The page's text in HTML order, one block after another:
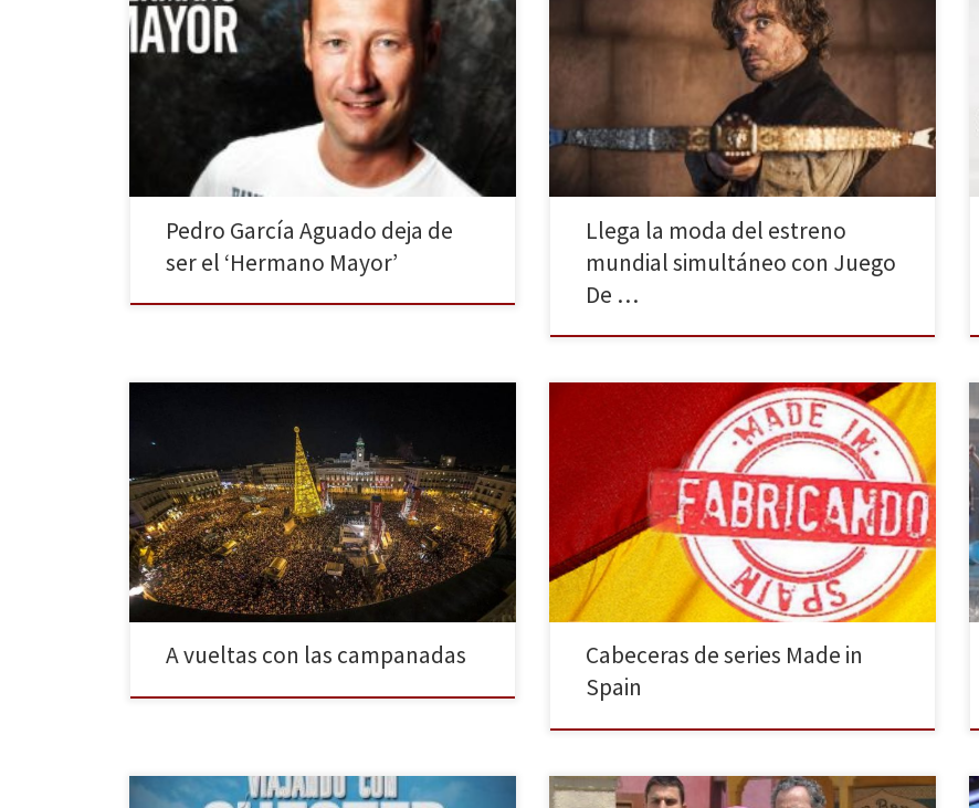
El que fuera jugador de waterpolo y coach del talent
show musical ‘Levántate’, pone punto y final a su
andadura televisiva con Mediaset, así lo hacía saber él
mismo desde su perfil oficial de Facebook: “Muchos ya
lo habréis oído, pero os quería explicar
personalmente mis motivos para no continuar […]
Pedro García Aguado deja de
ser el ‘Hermano Mayor’
El fin de semana del 11 y el 12 de Abril coincide un
suceso poco habitual para los aficionados a las series
de todo el mundo: los numerosísimos seguidores de
dos series como Los Caballeros Del Zodiaco y Juego
De Tronos van a poder ver los nuevos capítulos a la
[…]
Llega la moda del estreno
mundial simultáneo con Juego
De …
Se ha ido el 2014 y desembarca un pletórico 2015.
Entre medias, un paso de transición imperdible para
cualquier fan televisivo: las campanadas de fin de año.
¿Quién ganó en audiencia? ¿Qué anécdotas se
vivieron?… La Huella Digital, como siempre, te lo
cuenta. Feliz 2015, muy feliz 2015 os deseo […]
A vueltas con las campanadas
Todo lo que implique el término “español” en la
producción cinematográfica o televisiva conlleva una
controversia en cuanto a factura y calidad. Esta
semana en La Huella Digital repasamos y
defendemos, a través de sus cabeceras, las series de
televisión española. Con el reciente renacer de las
series americanas de […]
Cabeceras de series Made in
Spain